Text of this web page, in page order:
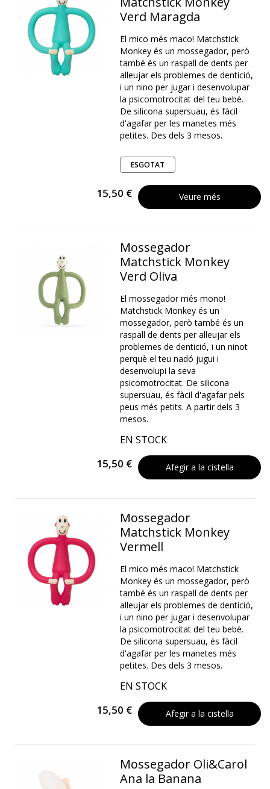
Verd Maragda
El mico més maco! Matchstick
Monkey és un mossegador, però
també és un raspall de dents per
alleujar els problemes de dentició,
i un nino per jugar i desenvolupar
la psicomotrocitat del teu bebè.
De silicona supersuau, és fàcil
d'agafar per les manetes més
petites. Des dels 3 mesos.
ESGOTAT
15,50 € Veure més
Mossegador
Matchstick Monkey
Verd Oliva
El mossegador més mono!
Matchstick Monkey és un
mossegador, però també és un
raspall de dents per alleujar els
problemes de dentició, i un ninot
perquè el teu nadó jugui i
desenvolupi la seva
psicomotrocitat. De silicona
supersuau, és fàcil d'agafar pels
peus més petits. A partir dels 3
mesos.
EN STOCK
15,50 € Afegir a la cistella
Mossegador
Matchstick Monkey
Vermell
El mico més maco! Matchstick
Monkey és un mossegador, però
també és un raspall de dents per
alleujar els problemes de dentició,
i un nino per jugar i desenvolupar
la psicomotrocitat del teu bebè.
De silicona supersuau, és fàcil
d'agafar per les manetes més
petites. Des dels 3 mesos.
EN STOCK
15,50 € Afegir a la cistella
Mossegador Oli&Carol
Ana la Banana